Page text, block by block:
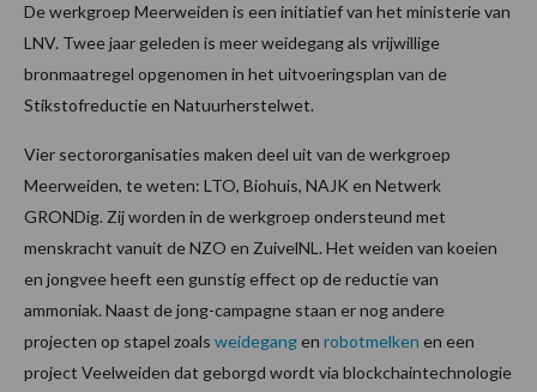
De werkgroep Meerweiden is een initiatief van het ministerie van
LNV. Twee jaar geleden is meer weidegang als vrijwillige
bronmaatregel opgenomen in het uitvoeringsplan van de
Stikstofreductie en Natuurherstelwet.
Vier sectororganisaties maken deel uit van de werkgroep
Meerweiden, te weten: LTO, Biohuis, NAJK en Netwerk
GRONDig. Zij worden in de werkgroep ondersteund met
menskracht vanuit de NZO en ZuivelNL. Het weiden van koeien
en jongvee heeft een gunstig effect op de reductie van
ammoniak. Naast de jong-campagne staan er nog andere
projecten op stapel zoals weidegangen robotmelken en een
project Veelweiden dat geborgd wordt via blockchaintechnologie